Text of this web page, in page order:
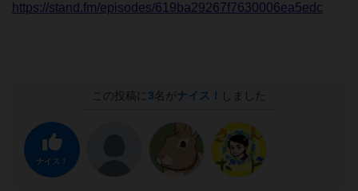
https://stand.fm/episodes/619ba29267f7630006ea5edc
この投稿に 3名がナイス！ しました
ナイス！